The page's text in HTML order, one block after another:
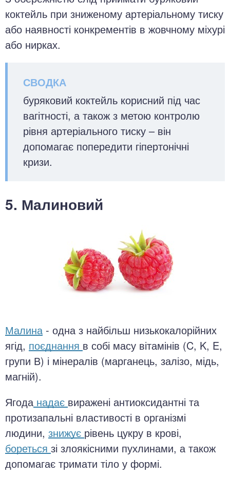
коктейль при зниженому артеріальному тиску
або наявності конкрементів в жовчному міхурі
або нирках.
буряковий коктейль корисний під час
вагітності, а також з метою контролю
рівня артеріального тиску – він
допомагає попередити гіпертонічні
кризи.
5. Малиновий
Малина - одна з найбільш низькокалорійних
ягід, поєднання в собі масу вітамінів (C, K, E,
групи В) і мінералів (марганець, залізо, мідь,
магній).
Ягода надає виражені антиоксидантні та
протизапальні властивості в організмі
людини, знижує рівень цукру в крові,
бореться зі злоякісними пухлинами, а також
допомагає тримати тіло у формі.